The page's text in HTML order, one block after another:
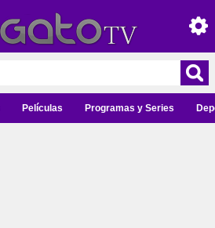
Películas Programas y Series